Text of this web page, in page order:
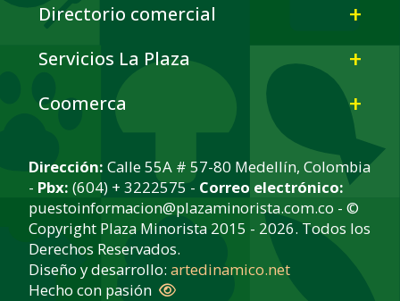
Directorio comercial
Servicios La Plaza
Coomerca
Dirección: Calle 55A # 57-80 Medellín, Colombia
- Pbx: (604) + 3222575 - Correo electrónico:
puestoinformacion@plazaminorista.com.co - ©
Copyright Plaza Minorista 2015 - 2026. Todos los
Derechos Reservados.
Diseño y desarrollo:artedinamico.net
Hecho con pasión